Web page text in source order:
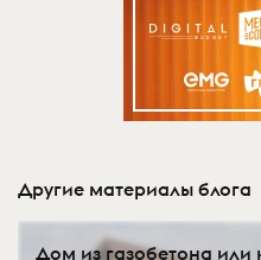
Другие материалы блога
Дом из газобетона